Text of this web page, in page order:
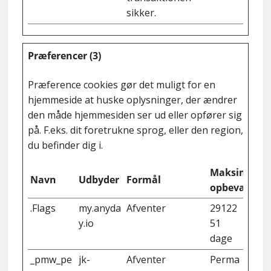
sikker.
Præferencer (3)
Præference cookies gør det muligt for en
hjemmeside at huske oplysninger, der ændrer
den måde hjemmesiden ser ud eller opfører sig
på. F.eks. dit foretrukne sprog, eller den region,
du befinder dig i.
Navn Udbyder Formål
Maksimal
.Flags
my.anyda
y.io
Afventer
29122
51
dage
_pmw_pe jk-
Afventer
Perma